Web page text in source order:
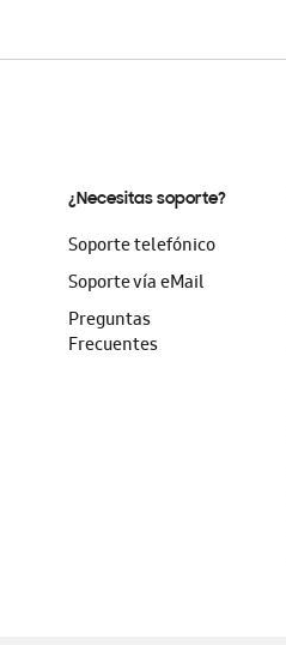
¿Necesitas soporte?
Soporte telefónico
Soporte vía eMail
Preguntas
Frecuentes